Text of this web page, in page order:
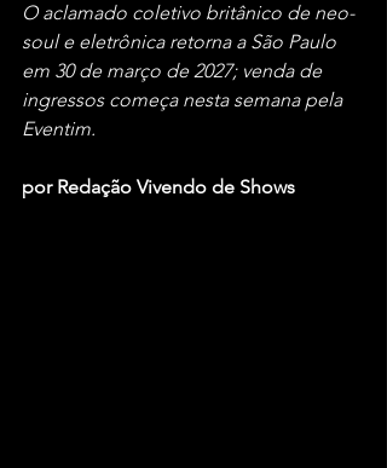
O aclamado coletivo britânico de neo-
soul e eletrônica retorna a São Paulo
em 30 de março de 2027; venda de
ingressos começa nesta semana pela
Eventim.
por Redação Vivendo de Shows